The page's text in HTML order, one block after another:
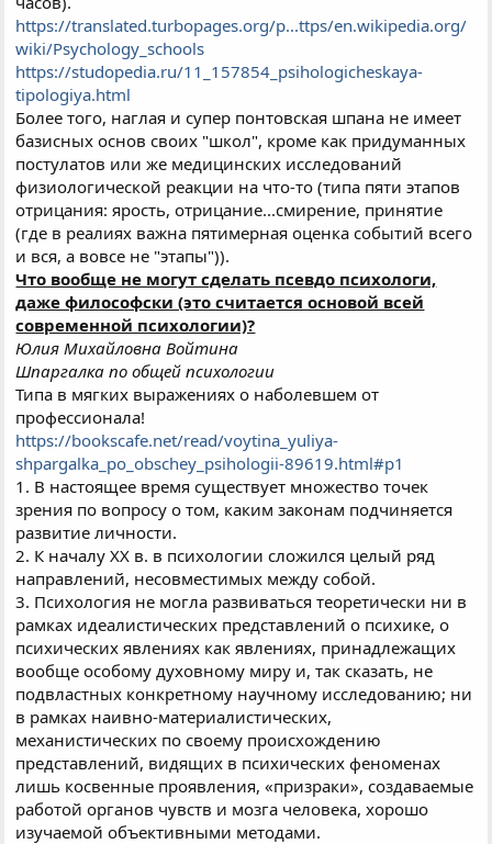
https://translated.turbopages.org/p...ttps/en.wikipedia.org/
wiki/Psychology_schools
https://studopedia.ru/11_157854_psihologicheskaya-
tipologiya.html
Более того, наглая и супер понтовская шпана не имеет
базисных основ своих "школ", кроме как придуманных
постулатов или же медицинских исследований
физиологической реакции на что-то (типа пяти этапов
отрицания: ярость, отрицание...смирение, принятие
(где в реалиях важна пятимерная оценка событий всего
и вся, а вовсе не "этапы")).
Что вообще не могут сделать псевдо психологи,
даже философски (это считается основой всей
современной психологии)?
Юлия Михайловна Войтина
Шпаргалка по общей психологии
Типа в мягких выражениях о наболевшем от
профессионала!
https://bookscafe.net/read/voytina_yuliya-
shpargalka_po_obschey_psihologii-89619.html#p1
1. В настоящее время существует множество точек
зрения по вопросу о том, каким законам подчиняется
развитие личности.
2. К началу XX в. в психологии сложился целый ряд
направлений, несовместимых между собой.
3. Психология не могла развиваться теоретически ни в
рамках идеалистических представлений о психике, о
психических явлениях как явлениях, принадлежащих
вообще особому духовному миру и, так сказать, не
подвластных конкретному научному исследованию; ни
в рамках наивно-материалистических,
механистических по своему происхождению
представлений, видящих в психических феноменах
лишь косвенные проявления, «призраки», создаваемые
работой органов чувств и мозга человека, хорошо
изучаемой объективными методами.